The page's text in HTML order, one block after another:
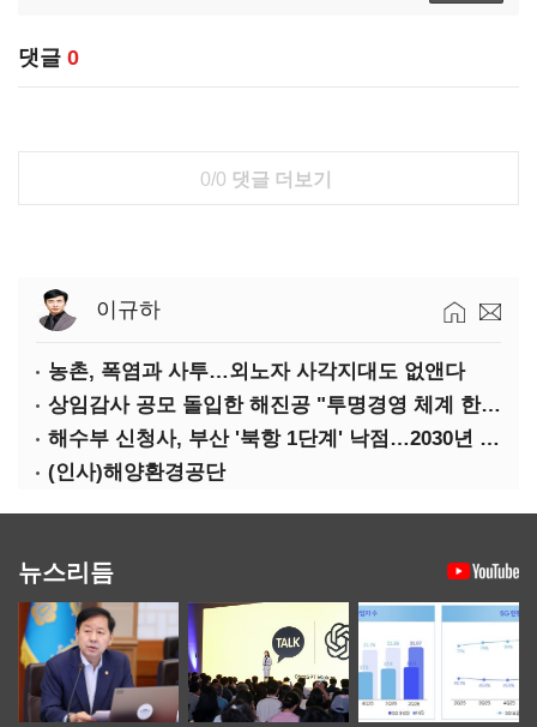
댓글 0
0/0 댓글 더보기
이규하
농촌, 폭염과 사투…외노자 사각지대도 없앤다
상임감사 공모 돌입한 해진공 "투명경영 체계 한층 강화"
해수부 신청사, 부산 '북항 1단계' 낙점…2030년 완공 목표
(인사)해양환경공단
뉴스리듬